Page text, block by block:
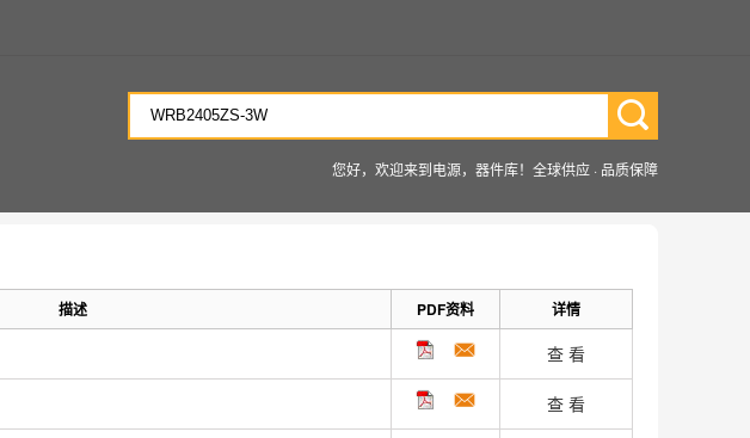
您好，欢迎来到电源，器件库！全球供应 · 品质保障
描述 PDF资料 详情
查 看
查 看